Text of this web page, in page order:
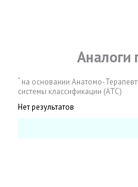
Аналоги
* на основании Анатомо-
системы классификации (АТС)
Нет результатов